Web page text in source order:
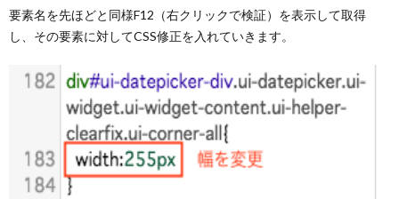
要素名を先ほどと同様F12（右クリックで検証）を表示して取得
し、その要素に対してCSS修正を入れていきます。